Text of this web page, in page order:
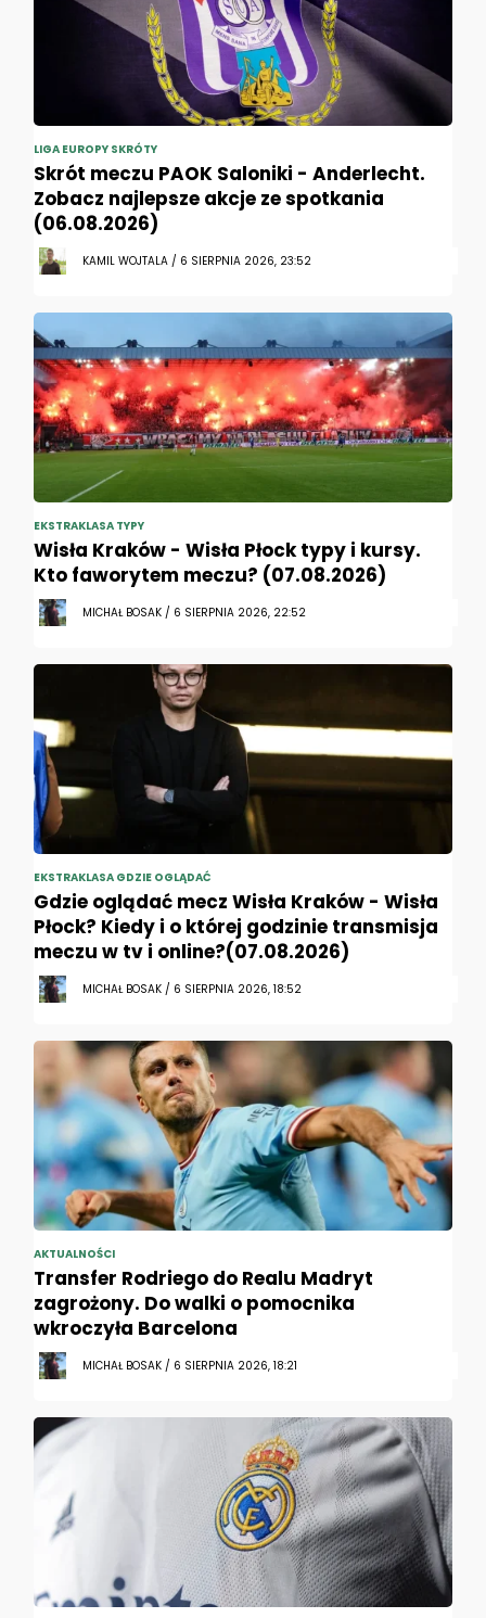
LIGA EUROPY SKRÓTY
Skrót meczu PAOK Saloniki - Anderlecht.
Zobacz najlepsze akcje ze spotkania
(06.08.2026)
KAMIL WOJTALA / 6 SIERPNIA 2026, 23:52
EKSTRAKLASA TYPY
Wisła Kraków - Wisła Płock typy i kursy.
Kto faworytem meczu? (07.08.2026)
MICHAŁ BOSAK / 6 SIERPNIA 2026, 22:52
EKSTRAKLASA GDZIE OGLĄDAĆ
Gdzie oglądać mecz Wisła Kraków - Wisła
Płock? Kiedy i o której godzinie transmisja
meczu w tv i online?(07.08.2026)
MICHAŁ BOSAK / 6 SIERPNIA 2026, 18:52
AKTUALNOŚCI
Transfer Rodriego do Realu Madryt
zagrożony. Do walki o pomocnika
wkroczyła Barcelona
MICHAŁ BOSAK / 6 SIERPNIA 2026, 18:21